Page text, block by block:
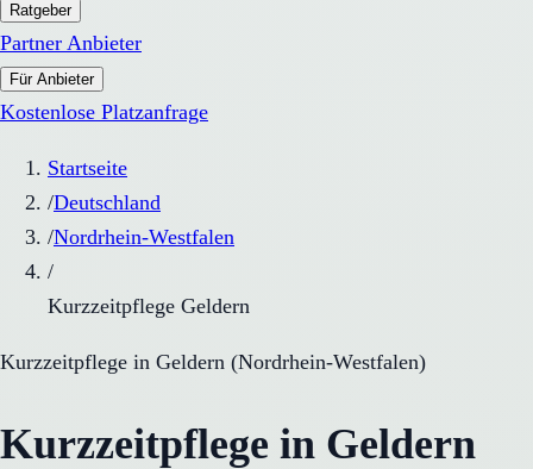
Ratgeber
Partner Anbieter
Für Anbieter
Kostenlose Platzanfrage
Startseite
/Deutschland
/Nordrhein-Westfalen
/
Kurzzeitpflege Geldern
Kurzzeitpflege in Geldern (Nordrhein-Westfalen)
Kurzzeitpflege in Geldern